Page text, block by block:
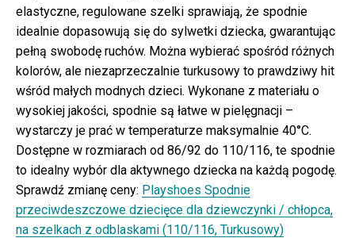
elastyczne, regulowane szelki sprawiają, że spodnie
idealnie dopasowują się do sylwetki dziecka, gwarantując
pełną swobodę ruchów. Można wybierać spośród różnych
kolorów, ale niezaprzeczalnie turkusowy to prawdziwy hit
wśród małych modnych dzieci. Wykonane z materiału o
wysokiej jakości, spodnie są łatwe w pielęgnacji –
wystarczy je prać w temperaturze maksymalnie 40°C.
Dostępne w rozmiarach od 86/92 do 110/116, te spodnie
to idealny wybór dla aktywnego dziecka na każdą pogodę.
Sprawdź zmianę ceny: Playshoes Spodnie
przeciwdeszczowe dziecięce dla dziewczynki / chłopca,
na szelkach z odblaskami (110/116, Turkusowy)